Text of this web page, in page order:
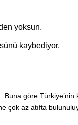
yoksun.
kaybediyor.
Buna göre
çok az atıfta